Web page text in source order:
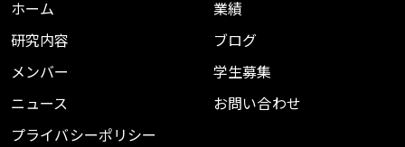
ホーム
研究内容
メンバー
ニュース
プライバシーポリシー
業績
ブログ
学生募集
お問い合わせ